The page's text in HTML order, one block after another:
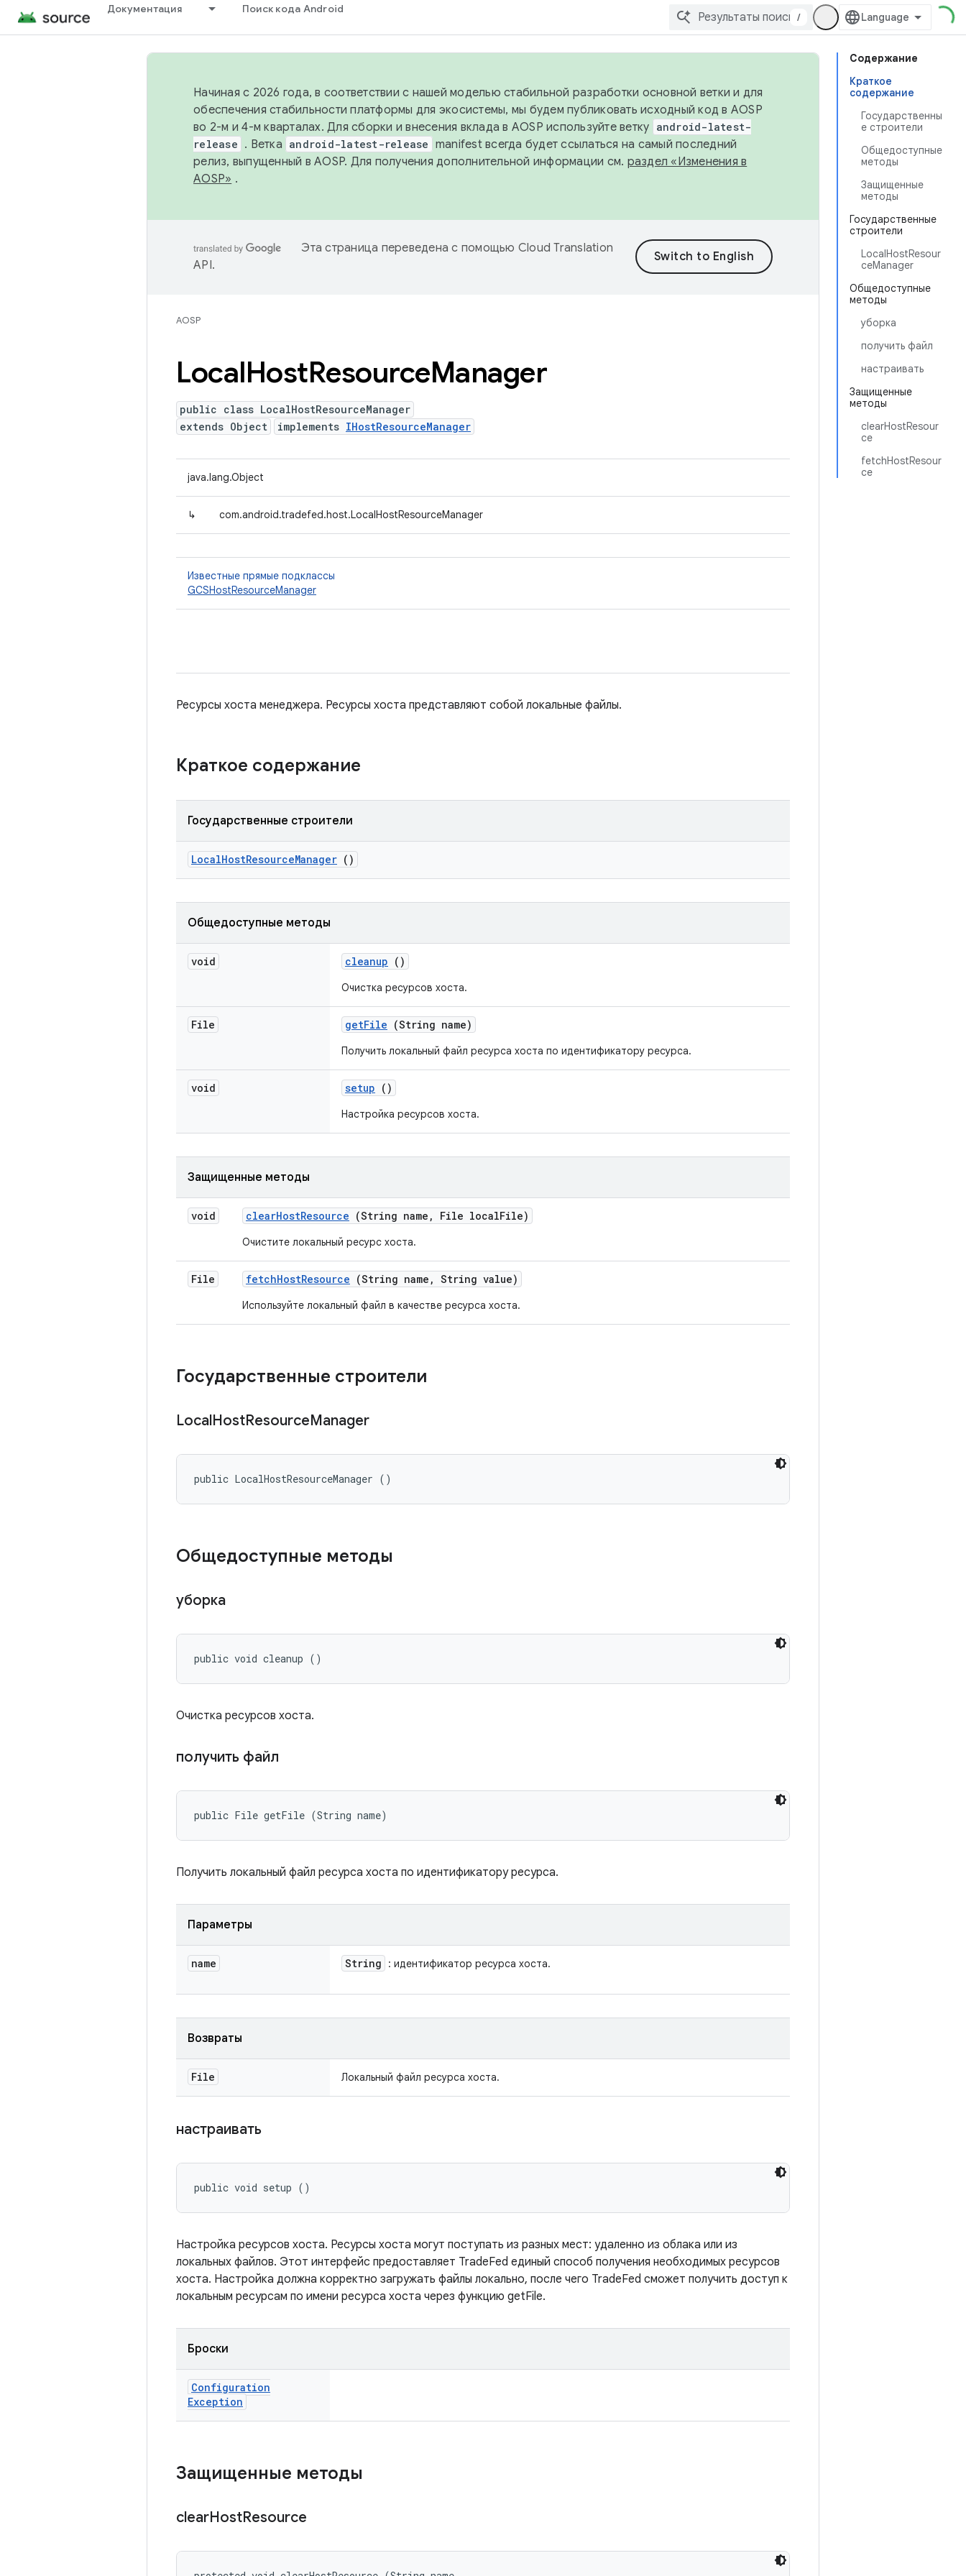
Документация Поиск кода Android
/
Содержание
Краткое
содержание
Государственны
е строители
Общедоступные
методы
Защищенные
методы
Государственные
строители
LocalHostResour
ceManager
Общедоступные
методы
уборка
получить файл
настраивать
Защищенные
методы
clearHostResour
ce
fetchHostResour
ce
Начиная с 2026 года, в соответствии с нашей моделью стабильной разработки основной ветки и для
обеспечения стабильности платформы для экосистемы, мы будем публиковать исходный код в AOSP
во 2-м и 4-м кварталах. Для сборки и внесения вклада в AOSP используйте ветку android-latest-
release . Ветка android-latest-release manifest всегда будет ссылаться на самый последний
релиз, выпущенный в AOSP. Для получения дополнительной информации см. раздел «Изменения в
AOSP» .
Эта страница переведена с помощью Cloud Translation
API.
AOSP
LocalHostResourceManager
public class LocalHostResourceManager
extends Object
implements IHostResourceManager
java.lang.Object
↳ com.android.tradefed.host.LocalHostResourceManager
Известные прямые подклассы
GCSHostResourceManager
Ресурсы хоста менеджера. Ресурсы хоста представляют собой локальные файлы.
Краткое содержание
Государственные строители
LocalHostResourceManager ()
Общедоступные методы
void cleanup ()
Очистка ресурсов хоста.
File getFile (String name)
Получить локальный файл ресурса хоста по идентификатору ресурса.
void setup ()
Настройка ресурсов хоста.
Защищенные методы
void clearHostResource (String name , File localFile)
Очистите локальный ресурс хоста.
File fetchHostResource (String name , String value)
Используйте локальный файл в качестве ресурса хоста.
Государственные строители
LocalHostResourceManager
public LocalHostResourceManager ()
Общедоступные методы
уборка
public void cleanup ()
Очистка ресурсов хоста.
получить файл
public File getFile (String name)
Получить локальный файл ресурса хоста по идентификатору ресурса.
Параметры
name String : идентификатор ресурса хоста.
Возвраты
File Локальный файл ресурса хоста.
настраивать
public void setup ()
Настройка ресурсов хоста. Ресурсы хоста могут поступать из разных мест: удаленно из облака или из
локальных файлов. Этот интерфейс предоставляет TradeFed единый способ получения необходимых ресурсов
хоста. Настройка должна корректно загружать файлы локально, после чего TradeFed сможет получить доступ к
локальным ресурсам по имени ресурса хоста через функцию getFile.
Броски
Configuration
Exception
Защищенные методы
clearHostResource